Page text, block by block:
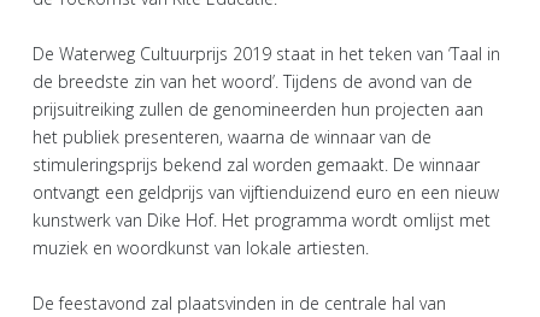
De Waterweg Cultuurprijs 2019 staat in het teken van ‘Taal in
de breedste zin van het woord’. Tijdens de avond van de
prijsuitreiking zullen de genomineerden hun projecten aan
het publiek presenteren, waarna de winnaar van de
stimuleringsprijs bekend zal worden gemaakt. De winnaar
ontvangt een geldprijs van vijftienduizend euro en een nieuw
kunstwerk van Dike Hof. Het programma wordt omlijst met
muziek en woordkunst van lokale artiesten.
De feestavond zal plaatsvinden in de centrale hal van